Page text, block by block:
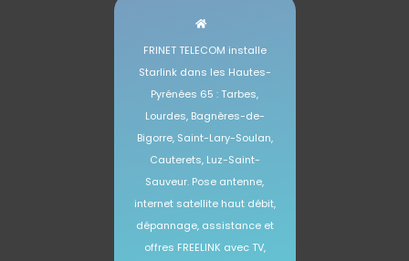
FRINET TELECOM installe
Starlink dans les Hautes-
Pyrénées 65 : Tarbes,
Lourdes, Bagnères-de-
Bigorre, Saint-Lary-Soulan,
Cauterets, Luz-Saint-
Sauveur. Pose antenne,
internet satellite haut débit,
dépannage, assistance et
offres FREELINK avec TV,